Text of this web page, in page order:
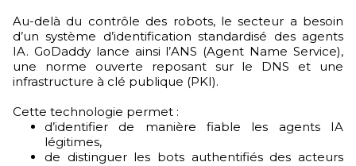
Au-delà du contrôle des robots, le secteur a besoin
d’un système d’identification standardisé des agents
IA. GoDaddy lance ainsi l’ANS (Agent Name Service),
une norme ouverte reposant sur le DNS et une
infrastructure à clé publique (PKI).
Cette technologie permet :
d’identifier de manière fiable les agents IA
légitimes,
de distinguer les bots authentifiés des acteurs